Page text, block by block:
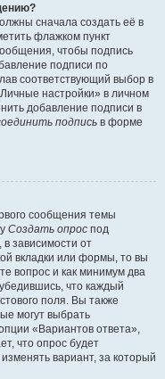
сначала создать её в
флажком пункт
чтобы подпись
подписи по
соответствующий выбор в
настройки» в личном
добавление подписи в
подпись в форме
сообщения темы
Создать опрос под
зависимости от
вкладки или формы, то вы
вопрос и как минимум два
что каждый
поля. Вы также
могут выбрать
«Вариантов ответа»,
что опрос будет
вариант, за который